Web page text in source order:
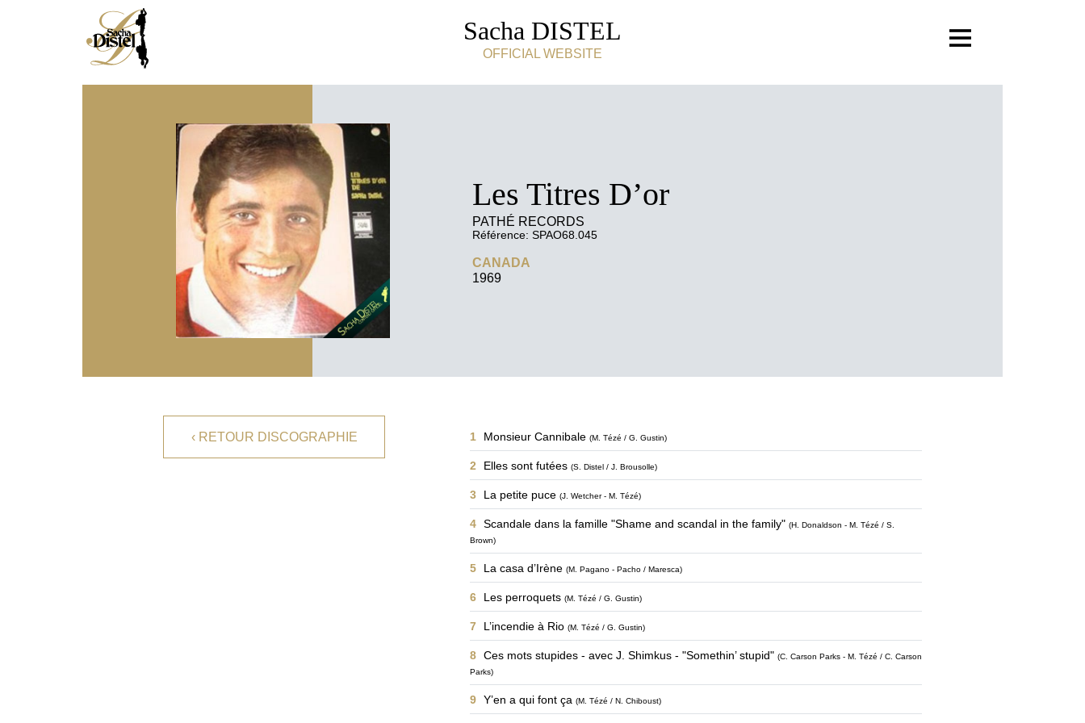
Sacha DISTEL
OFFICIAL WEBSITE
DISCOGRAPHY
BIOGRAPHY
COMPOSER
Les Titres D’or
PATHÉ RECORDS
Référence: SPAO68.045
CANADA
1969
‹ RETOUR DISCOGRAPHIE 1 Monsieur Cannibale (M. Tézé / G. Gustin)
2 Elles sont futées (S. Distel / J. Brousolle)
3 La petite puce (J. Wetcher - M. Tézé)
4 Scandale dans la famille "Shame and scandal in the family" (H. Donaldson - M. Tézé / S.
Brown)
5 La casa d’Irène (M. Pagano - Pacho / Maresca)
6 Les perroquets (M. Tézé / G. Gustin)
7 L’incendie à Rio (M. Tézé / G. Gustin)
8 Ces mots stupides - avec J. Shimkus - "Somethin’ stupid" (C. Carson Parks - M. Tézé / C. Carson
Parks)
9 Y’en a qui font ça (M. Tézé / N. Chiboust)